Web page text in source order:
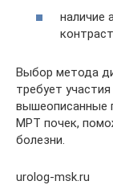
наличие
Выбор метода
требует
вышеописанные
МРТ почек,
болезни.
urolog-msk.ru